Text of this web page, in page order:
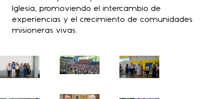
Iglesia, promoviendo el intercambio de
experiencias y el crecimiento de comunidades
misioneras vivas.